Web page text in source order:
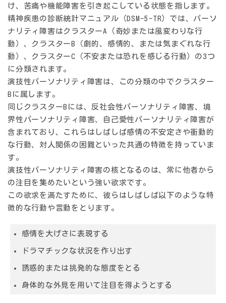
け、苦痛や機能障害を引き起こしている状態を指します。
精神疾患の診断統計マニュアル（DSM-5-TR）では、パーソ
ナリティ障害はクラスターA（奇妙または風変わりな行
動）、クラスターB（劇的、感情的、または気まぐれな行
動）、クラスターC（不安または恐れを感じる行動）の3つ
に分類されます。
演技性パーソナリティ障害は、この分類の中で クラスター
B に属します。
同じクラスターBには、反社会性パーソナリティ障害、境
界性パーソナリティ障害、自己愛性パーソナリティ障害が
含まれており、これらはしばしば感情の不安定さや衝動的
な行動、対人関係の困難といった共通の特徴を持っていま
す。
演技性パーソナリティ障害の核となるのは、 常に他者から
の注目を集めたいという強い欲求です。
この欲求を満たすために、彼らはしばしば以下のような特
徴的な行動や言動をとります。
感情を大げさに表現する
ドラマチックな状況を作り出す
誘惑的または挑発的な態度をとる
身体的な外見を用いて注目を得ようとする